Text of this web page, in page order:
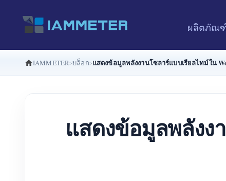
ผลิตภัณ
IAMMETER บล็อก แสดงข้อมูลพลังงานโซลาร์แบบเรียลไทม์ใน
แสดงข้อมูลพลังง